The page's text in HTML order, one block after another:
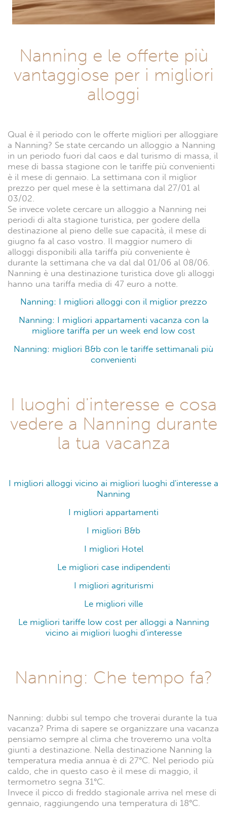
Nanning e le offerte più
vantaggiose per i migliori
alloggi
Qual è il periodo con le offerte migliori per alloggiare
a Nanning? Se state cercando un alloggio a Nanning
in un periodo fuori dal caos e dal turismo di massa, il
mese di bassa stagione con le tariffe più convenienti
è il mese di gennaio. La settimana con il miglior
prezzo per quel mese è la settimana dal 27/01 al
03/02.
Se invece volete cercare un alloggio a Nanning nei
periodi di alta stagione turistica, per godere della
destinazione al pieno delle sue capacità, il mese di
giugno fa al caso vostro. Il maggior numero di
alloggi disponibili alla tariffa più conveniente è
durante la settimana che va dal dal 01/06 al 08/06.
Nanning è una destinazione turistica dove gli alloggi
hanno una tariffa media di 47 euro a notte.
Nanning: I migliori alloggi con il miglior prezzo
Nanning: I migliori appartamenti vacanza con la
migliore tariffa per un week end low cost
Nanning: migliori B&b con le tariffe settimanali più
convenienti
I luoghi d'interesse e cosa
vedere a Nanning durante
la tua vacanza
I migliori alloggi vicino ai migliori luoghi d'interesse a
Nanning
I migliori appartamenti
I migliori B&b
I migliori Hotel
Le migliori case indipendenti
I migliori agriturismi
Le migliori ville
Le migliori tariffe low cost per alloggi a Nanning
vicino ai migliori luoghi d'interesse
Nanning: Che tempo fa?
Nanning: dubbi sul tempo che troverai durante la tua
vacanza? Prima di sapere se organizzare una vacanza
pensiamo sempre al clima che troveremo una volta
giunti a destinazione. Nella destinazione Nanning la
temperatura media annua è di 27°C. Nel periodo più
caldo, che in questo caso è il mese di maggio, il
termometro segna 31°C.
Invece il picco di freddo stagionale arriva nel mese di
gennaio, raggiungendo una temperatura di 18°C.